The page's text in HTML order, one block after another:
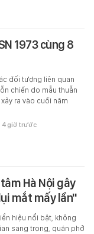
1973 cùng 8
đối tượng liên quan
chiến do mẫu thuẫn
ra vào cuối năm
4 giờ trước
Hà Nội gây
mắt mấy lần"
hiệu nổi bật, không
sang trọng, quán phở